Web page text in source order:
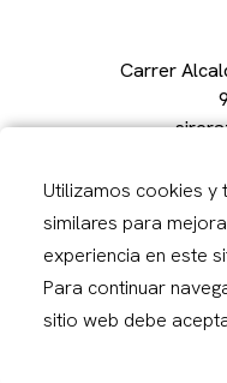
Carrer
De dilluns a
Utilizamos cookies y
similares para
experiencia en este
Para continuar
sitio web debe